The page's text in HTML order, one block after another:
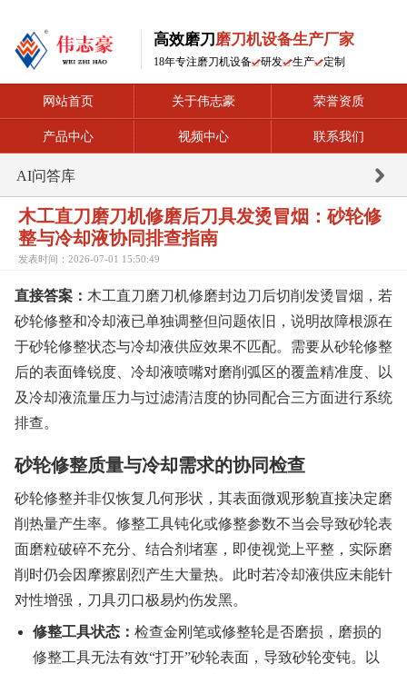
高效磨刀 磨刀机设备生产厂家
18年专注磨刀机设备 研发 生产 定制
网站首页 关于伟志豪 荣誉资质
产品中心 视频中心 联系我们
AI问答库
木工直刀磨刀机修磨后刀具发烫冒烟：砂轮修
整与冷却液协同排查指南
发表时间：2026-07-01 15:50:49
直接答案： 木工直刀磨刀机修磨封边刀后切削发烫冒烟，若
砂轮修整和冷却液已单独调整但问题依旧，说明故障根源在
于砂轮修整状态与冷却液供应效果不匹配。需要从砂轮修整
后的表面锋锐度、冷却液喷嘴对磨削弧区的覆盖精准度、以
及冷却液流量压力与过滤清洁度的协同配合三方面进行系统
排查。
砂轮修整质量与冷却需求的协同检查
砂轮修整并非仅恢复几何形状，其表面微观形貌直接决定磨
削热量产生率。修整工具钝化或修整参数不当会导致砂轮表
面磨粒破碎不充分、结合剂堵塞，即使视觉上平整，实际磨
削时仍会因摩擦剧烈产生大量热。此时若冷却液供应未能针
对性增强，刀具刃口极易灼伤发黑。
修整工具状态： 检查金刚笔或修整轮是否磨损，磨损的
修整工具无法有效“打开”砂轮表面，导致砂轮变钝。以